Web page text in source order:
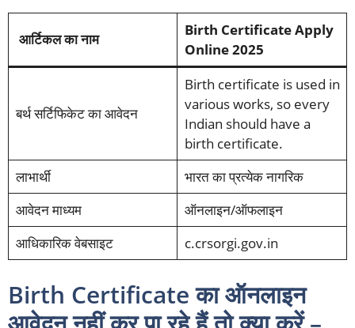
आर्टिकल का नाम
Birth Certificate Apply
Online 2025
बर्थ सर्टिफिकेट का आवेदन
Birth certificate is used in
various works, so every
Indian should have a
birth certificate.
लाभार्थी
भारत का प्रत्येक नागरिक
आवेदन माध्यम
ऑनलाइन/ऑफलाइन
आधिकारिक वेबसाइट
c.crsorgi.gov.in
Birth Certificate का ऑनलाइन